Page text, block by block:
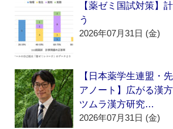
【薬ゼミ国試対策】
う
2026年07月31日 (金)
【日本薬学生連盟・
アノート】広がる漢
ツムラ漢方研究…
2026年07月31日 (金)